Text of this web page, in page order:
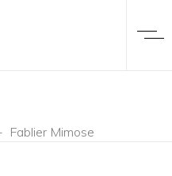
Fablier Mimose